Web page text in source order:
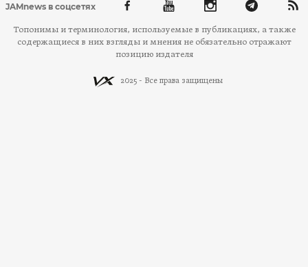
JAMnews в соцсетях
Топонимы и терминология, используемые в публикациях, а также
содержащиеся в них взгляды и мнения не обязательно отражают
позицию издателя
2025 - Все права защищены